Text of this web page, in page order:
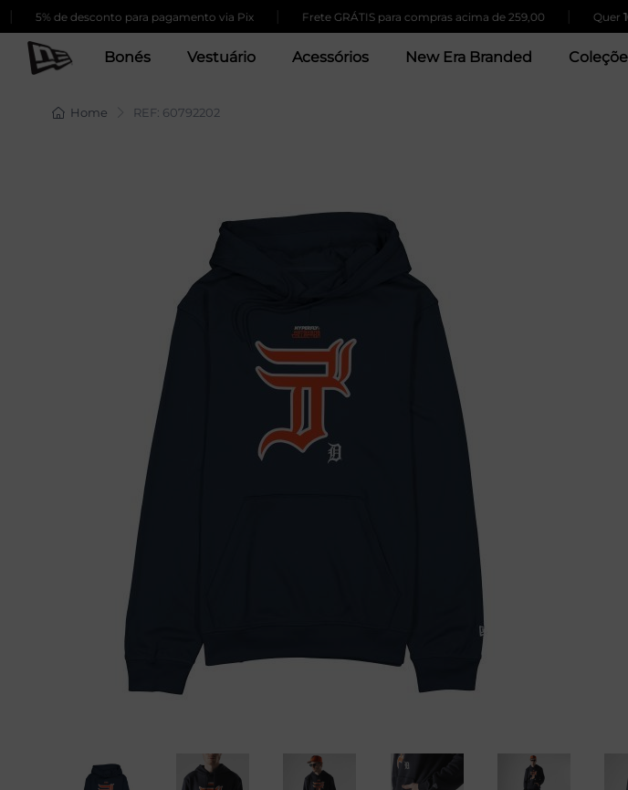
5% de desconto para pagamento via Pix | Frete GRÁTIS para compras acima de 259,00 | Quer10%
Bonés Vestuário Acessórios New Era Branded
Home REF: 60792202